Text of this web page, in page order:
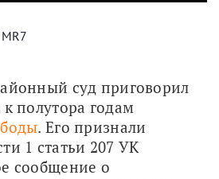
суд приговорил
. Его признали
1 статьи 207 УК
сообщение о